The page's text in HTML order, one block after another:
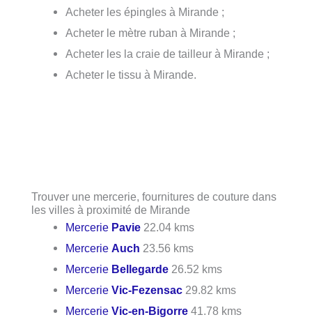
Acheter les épingles à Mirande ;
Acheter le mètre ruban à Mirande ;
Acheter les la craie de tailleur à Mirande ;
Acheter le tissu à Mirande.
Trouver une mercerie, fournitures de couture dans
les villes à proximité de Mirande
Mercerie Pavie 22.04 kms
MercerieAuch 23.56 kms
Mercerie Bellegarde 26.52 kms
MercerieVic-Fezensac 29.82 kms
MercerieVic-en-Bigorre 41.78 kms